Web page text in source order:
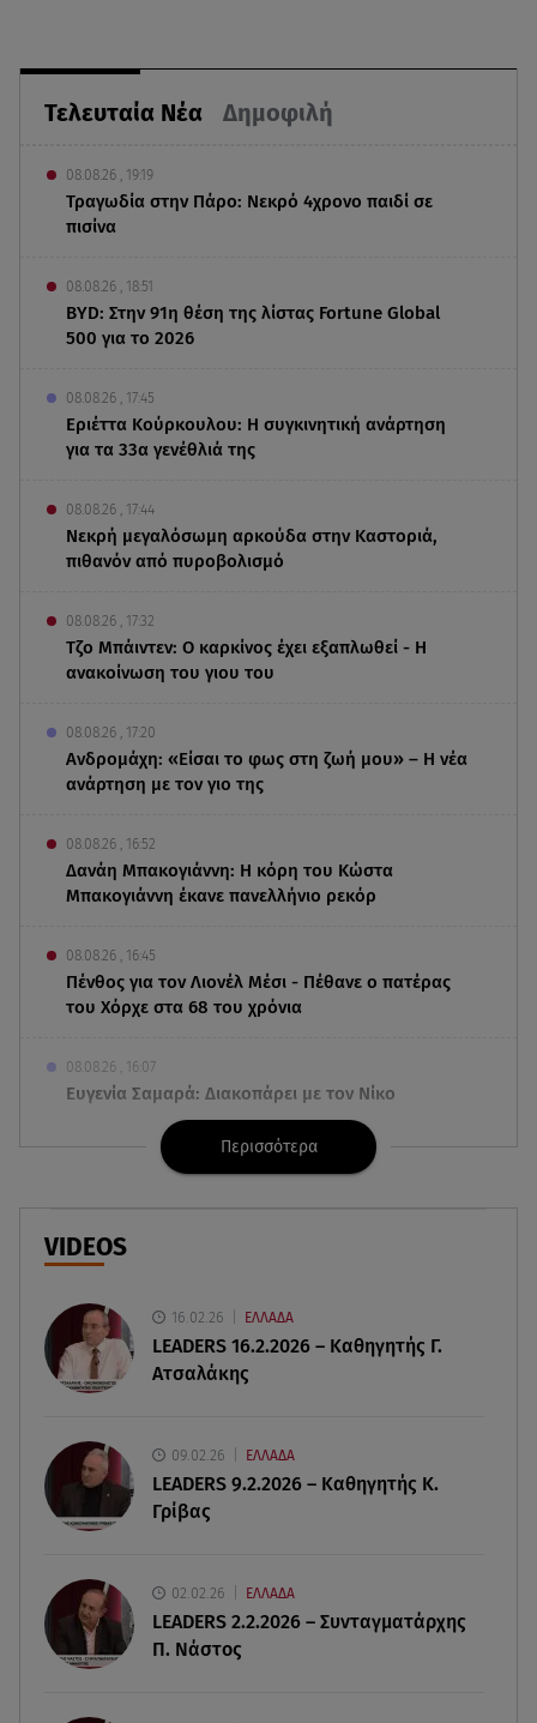
Τελευταία Νέα Δημοφιλή
08.08.26 , 19:19
Τραγωδία στην Πάρο: Νεκρό 4χρονο παιδί σε
πισίνα
08.08.26 , 18:51
BYD: Στην 91η θέση της λίστας Fortune Global
500 για το 2026
08.08.26 , 17:45
Εριέττα Κούρκουλου: Η συγκινητική ανάρτηση
για τα 33α γενέθλιά της
08.08.26 , 17:44
Νεκρή μεγαλόσωμη αρκούδα στην Καστοριά,
πιθανόν από πυροβολισμό
08.08.26 , 17:32
Τζο Μπάιντεν: Ο καρκίνος έχει εξαπλωθεί - Η
ανακοίνωση του γιου του
08.08.26 , 17:20
Ανδρομάχη: «Είσαι το φως στη ζωή μου» – Η νέα
ανάρτηση με τον γιο της
08.08.26 , 16:52
Δανάη Μπακογιάννη: Η κόρη του Κώστα
Μπακογιάννη έκανε πανελλήνιο ρεκόρ
08.08.26 , 16:45
Πένθος για τον Λιονέλ Μέσι - Πέθανε ο πατέρας
του Χόρχε στα 68 του χρόνια
08.08.26 , 16:07
Ευγενία Σαμαρά: Διακοπάρει με τον Νίκο
Μουτσινά - Πού βρίσκονται;
Back to black: η διαχρονική αξία του μαύρου
Δούκισσα Νομικού: Από τη Μύκονο «πετάχτηκε»
στη Γαλλική Πολυνησία!
που βρέθηκε σε σπηλιά
08.08.26 , 14:50
08.08.26 , 14:25
Καιρός: Σε πορτοκαλί συναγερμό η χώρα για
φωτιές τα επόμενα 24ωρα
Περισσότερα
VIDEOS
16.02.26 ΕΛΛΑΔΑ
LEADERS 16.2.2026 – Καθηγητής Γ.
Ατσαλάκης
09.02.26 ΕΛΛΑΔΑ
LEADERS 9.2.2026 – Καθηγητής Κ.
Γρίβας
02.02.26 ΕΛΛΑΔΑ
LEADERS 2.2.2026 – Συνταγματάρχης
Π. Νάστος